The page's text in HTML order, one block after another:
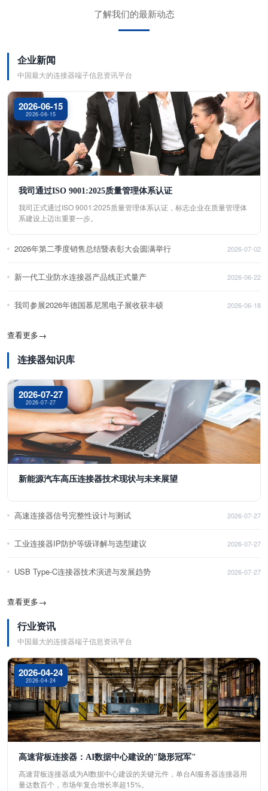
了解我们的最新动态
企业新闻
中国最大的连接器端子信息资讯平台
2026-06-15
2026-06-15
我司通过ISO 9001:2025质量管理体系认证
我司正式通过ISO 9001:2025质量管理体系认证，标志企业在质量管理体
系建设上迈出重要一步。
2026年第二季度销售总结暨表彰大会圆满举行 2026-07-02
新一代工业防水连接器产品线正式量产 2026-06-22
我司参展2026年德国慕尼黑电子展收获丰硕 2026-06-18
查看更多→
连接器知识库
2026-07-27
2026-07-27
新能源汽车高压连接器技术现状与未来展望
高速连接器信号完整性设计与测试 2026-07-27
工业连接器IP防护等级详解与选型建议 2026-07-27
USB Type-C连接器技术演进与发展趋势 2026-07-27
查看更多→
行业资讯
中国最大的连接器端子信息资讯平台
2026-04-24
2026-04-24
高速背板连接器：AI数据中心建设的"隐形冠军"
高速背板连接器成为AI数据中心建设的关键元件，单台AI服务器连接器用
量达数百个，市场年复合增长率超15%。